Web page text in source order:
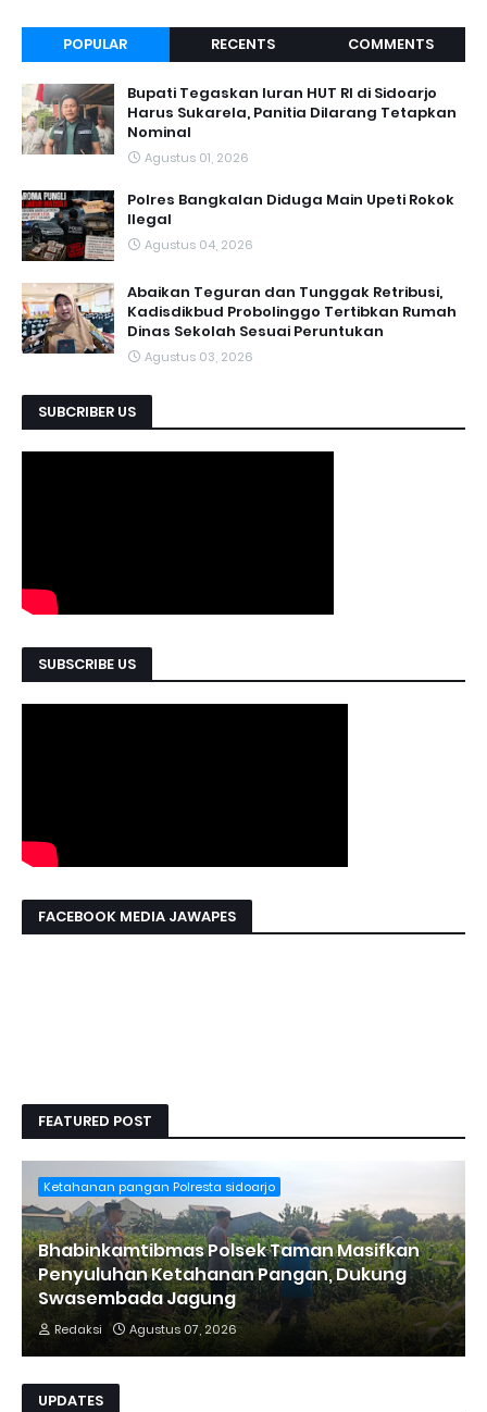
POPULAR RECENTS COMMENTS
Bupati Tegaskan Iuran HUT RI di Sidoarjo
Harus Sukarela, Panitia Dilarang Tetapkan
Nominal
Agustus 01, 2026
Polres Bangkalan Diduga Main Upeti Rokok
Ilegal
Agustus 04, 2026
Abaikan Teguran dan Tunggak Retribusi,
Kadisdikbud Probolinggo Tertibkan Rumah
Dinas Sekolah Sesuai Peruntukan
Agustus 03, 2026
SUBCRIBER US
SUBSCRIBE US
FACEBOOK MEDIA JAWAPES
FEATURED POST
Ketahanan pangan Polresta sidoarjo
Bhabinkamtibmas Polsek Taman Masifkan
Penyuluhan Ketahanan Pangan, Dukung
Swasembada Jagung
Redaksi Agustus 07, 2026
UPDATES